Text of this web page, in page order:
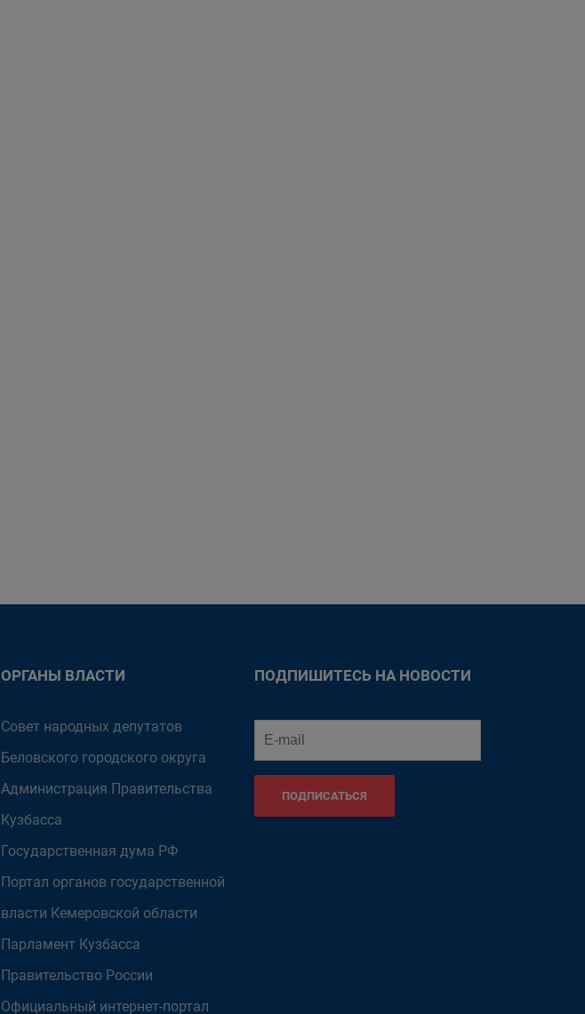
ОРГАНЫ ВЛАСТИ
Совет народных депутатов
Беловского городского округа
Администрация Правительства
Кузбасса
Государственная дума РФ
Портал органов государственной
власти Кемеровской области
Парламент Кузбасса
Правительство России
Официальный интернет-портал
ПОДПИШИТЕСЬ НА НОВОСТИ
ПОДПИСАТЬСЯ